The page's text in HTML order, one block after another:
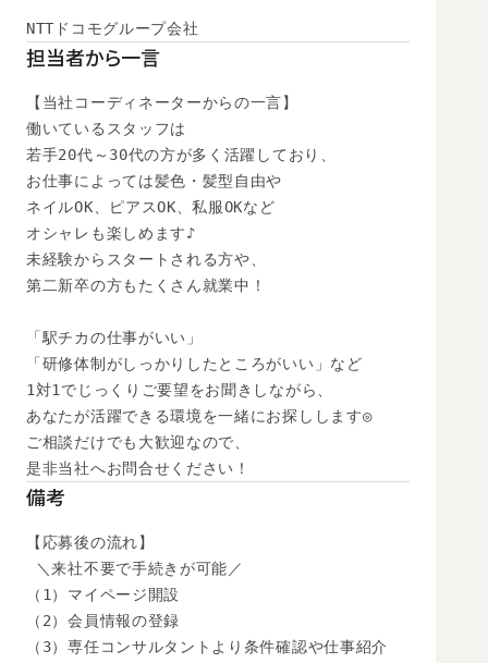
NTTドコモグループ会社
担当者から一言
【当社コーディネーターからの一言】
働いているスタッフは
若手20代～30代の方が多く活躍しており、
お仕事によっては髪色・髪型自由や
ネイルOK、ピアスOK、私服OKなど
オシャレも楽しめます♪
未経験からスタートされる方や、
第二新卒の方もたくさん就業中！
「駅チカの仕事がいい」
「研修体制がしっかりしたところがいい」など
1対1でじっくりご要望をお聞きしながら、
あなたが活躍できる環境を一緒にお探しします◎
ご相談だけでも大歓迎なので、
是非当社へお問合せください！
備考
【応募後の流れ】
＼来社不要で手続きが可能／
（1）マイページ開設
（2）会員情報の登録
（3）専任コンサルタントより条件確認や仕事紹介